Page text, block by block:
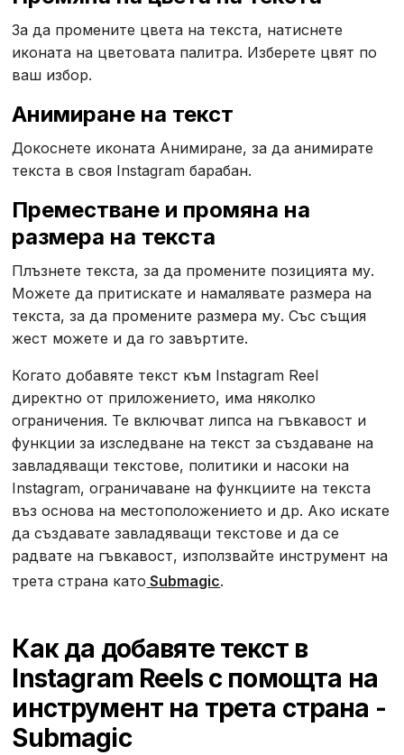
За да промените цвета на текста, натиснете
иконата на цветовата палитра. Изберете цвят по
ваш избор.
Анимиране на текст
Докоснете иконата Анимиране, за да анимирате
текста в своя Instagram барабан.
Преместване и промяна на
размера на текста
Плъзнете текста, за да промените позицията му.
Можете да притискате и намалявате размера на
текста, за да промените размера му. Със същия
жест можете и да го завъртите.
Когато добавяте текст към Instagram Reel
директно от приложението, има няколко
ограничения. Те включват липса на гъвкавост и
функции за изследване на текст за създаване на
завладяващи текстове, политики и насоки на
Instagram, ограничаване на функциите на текста
въз основа на местоположението и др. Ако искате
да създавате завладяващи текстове и да се
радвате на гъвкавост, използвайте инструмент на
трета страна като Submagic.
Как да добавяте текст в
Instagram Reels с помощта на
инструмент на трета страна -
Submagic